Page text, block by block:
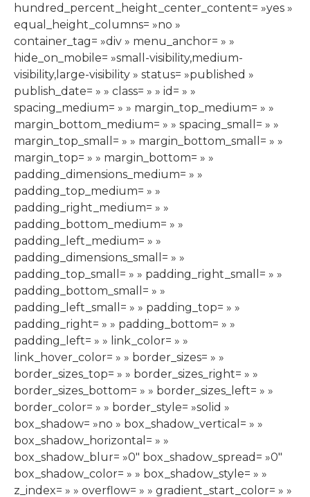
hundred_percent_height_center_content= »yes »
equal_height_columns= »no »
container_tag= »div » menu_anchor= » »
hide_on_mobile= »small-visibility,medium-
visibility,large-visibility » status= »published »
publish_date= » » class= » » id= » »
spacing_medium= » » margin_top_medium= » »
margin_bottom_medium= » » spacing_small= » »
margin_top_small= » » margin_bottom_small= » »
margin_top= » » margin_bottom= » »
padding_dimensions_medium= » »
padding_top_medium= » »
padding_right_medium= » »
padding_bottom_medium= » »
padding_left_medium= » »
padding_dimensions_small= » »
padding_top_small= » » padding_right_small= » »
padding_bottom_small= » »
padding_left_small= » » padding_top= » »
padding_right= » » padding_bottom= » »
padding_left= » » link_color= » »
link_hover_color= » » border_sizes= » »
border_sizes_top= » » border_sizes_right= » »
border_sizes_bottom= » » border_sizes_left= » »
border_color= » » border_style= »solid »
box_shadow= »no » box_shadow_vertical= » »
box_shadow_horizontal= » »
box_shadow_blur= »0″ box_shadow_spread= »0″
box_shadow_color= » » box_shadow_style= » »
z_index= » » overflow= » » gradient_start_color= » »